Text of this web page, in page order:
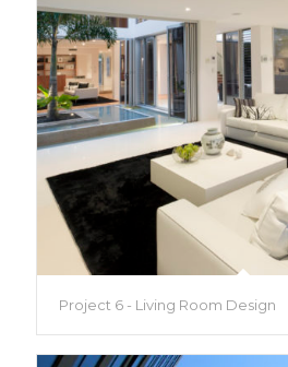
Project 6 - Living Room Design